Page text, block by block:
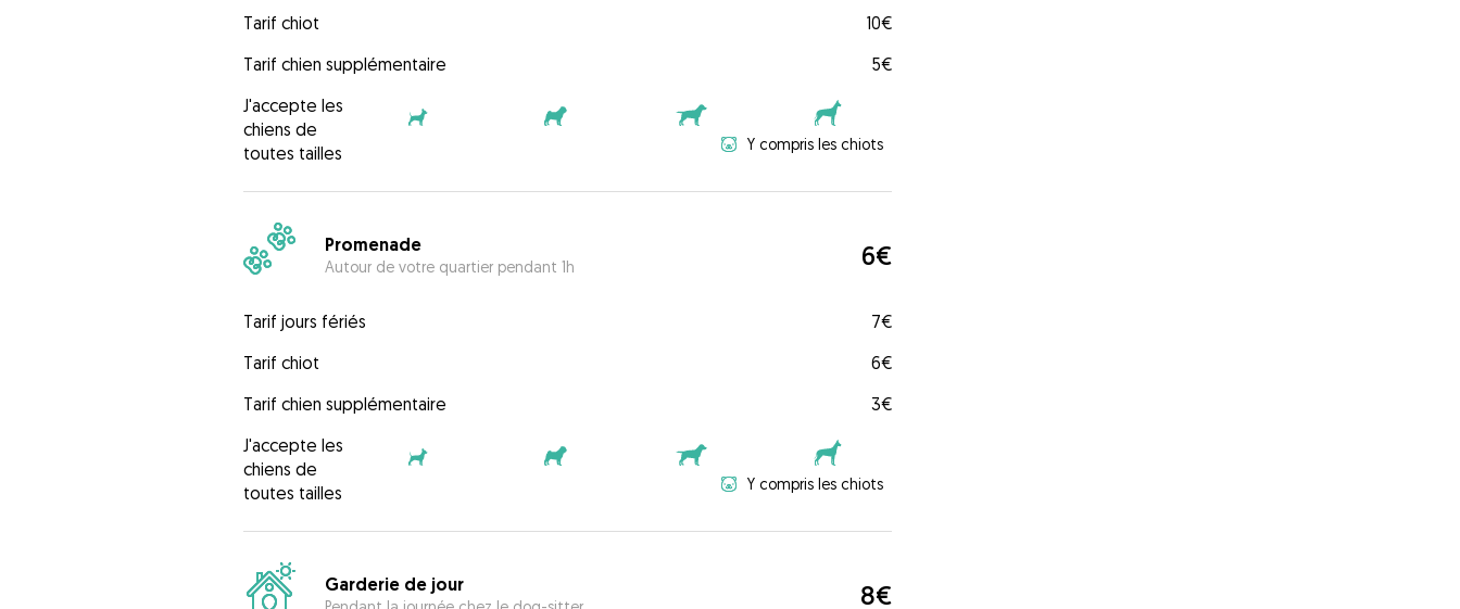
Tarif chiot
10€
Tarif chien supplémentaire
5€
J'accepte les
chiens de
toutes tailles
Y compris les chiots
Promenade
Autour de votre quartier pendant 1h 6€
Tarif jours fériés
7€
Tarif chiot
6€
Tarif chien supplémentaire
3€
J'accepte les
chiens de
toutes tailles
Y compris les chiots
Garderie de jour 8€